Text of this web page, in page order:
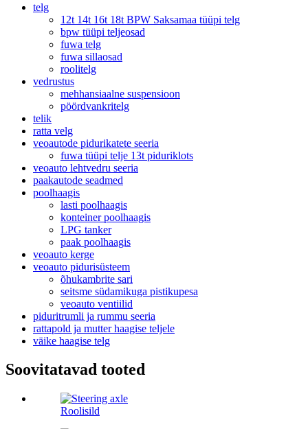
telg
12t 14t 16t 18t BPW Saksamaa tüüpi telg
bpw tüüpi teljeosad
fuwa telg
fuwa sillaosad
roolitelg
vedrustus
mehhansiaalne suspensioon
pöördvankritelg
telik
ratta velg
veoautode pidurikatete seeria
fuwa tüüpi telje 13t piduriklots
veoauto lehtvedru seeria
paakautode seadmed
poolhaagis
lasti poolhaagis
konteiner poolhaagis
LPG tanker
paak poolhaagis
veoauto kerge
veoauto pidurisüsteem
õhukambrite sari
seitsme südamikuga pistikupesa
veoauto ventiilid
piduritrumli ja rummu seeria
rattapold ja mutter haagise teljele
väike haagise telg
Soovitatavad tooted
Roolisild